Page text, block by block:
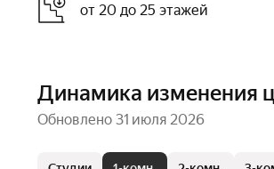
от 20 до 25 этажей
Динамика изменения
Обновлено 31 июля 2026